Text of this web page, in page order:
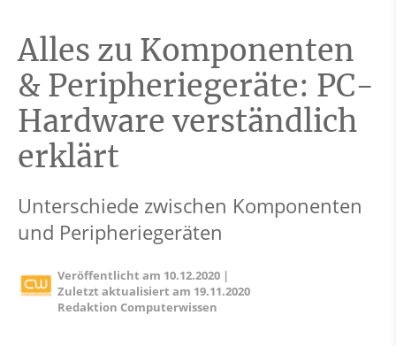
Alles zu Komponenten
& Peripheriegeräte: PC-
Hardware verständlich
erklärt
Unterschiede zwischen Komponenten
und Peripheriegeräten
Veröffentlicht am 10.12.2020 |
Zuletzt aktualisiert am 19.11.2020
Redaktion Computerwissen